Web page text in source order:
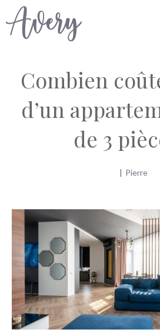
Aller
au
Combien
d’un
de 3
| Pierre